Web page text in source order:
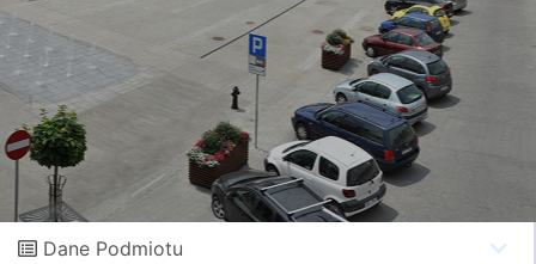
Dane Podmiotu